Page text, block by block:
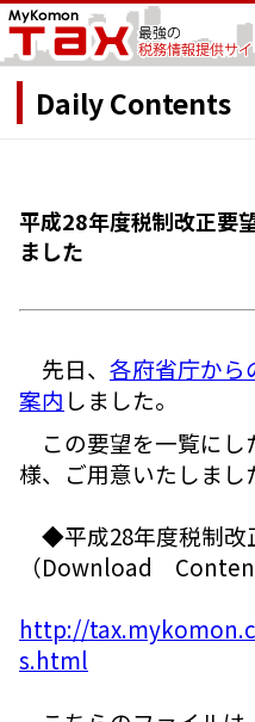
Daily Contents
平成28年度税制改正要
ました
先日、 各府省庁から
案内 しました。
この要望を一覧にし
様、ご用意いたしまし
◆平成28年度税制改
（Download
http://
s.html